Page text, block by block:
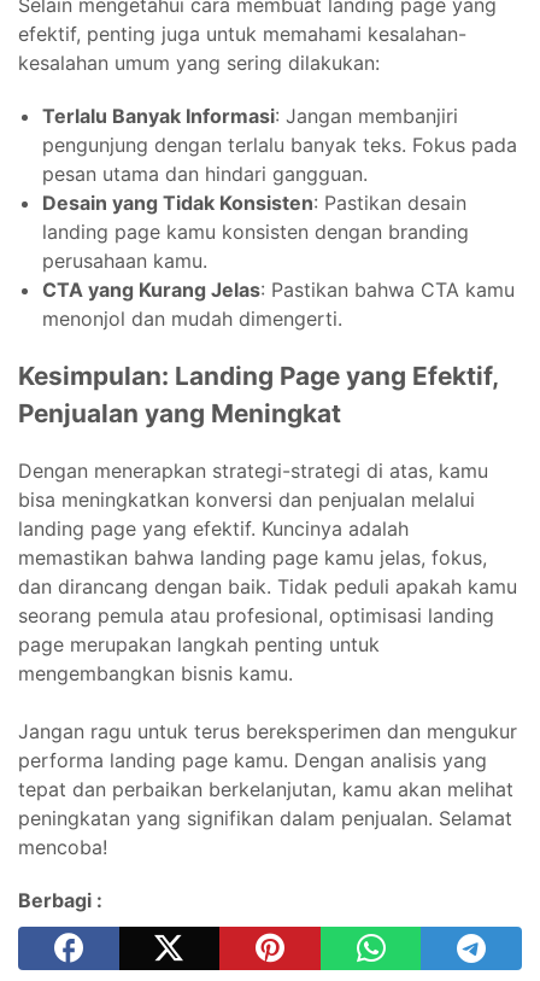
Selain mengetahui cara membuat landing page yang
efektif, penting juga untuk memahami kesalahan-
kesalahan umum yang sering dilakukan:
Terlalu Banyak Informasi: Jangan membanjiri
pengunjung dengan terlalu banyak teks. Fokus pada
pesan utama dan hindari gangguan.
Desain yang Tidak Konsisten: Pastikan desain
landing page kamu konsisten dengan branding
perusahaan kamu.
CTA yang Kurang Jelas: Pastikan bahwa CTA kamu
menonjol dan mudah dimengerti.
Kesimpulan: Landing Page yang Efektif,
Penjualan yang Meningkat
Dengan menerapkan strategi-strategi di atas, kamu
bisa meningkatkan konversi dan penjualan melalui
landing page yang efektif. Kuncinya adalah
memastikan bahwa landing page kamu jelas, fokus,
dan dirancang dengan baik. Tidak peduli apakah kamu
seorang pemula atau profesional, optimisasi landing
page merupakan langkah penting untuk
mengembangkan bisnis kamu.
Jangan ragu untuk terus bereksperimen dan mengukur
performa landing page kamu. Dengan analisis yang
tepat dan perbaikan berkelanjutan, kamu akan melihat
peningkatan yang signifikan dalam penjualan. Selamat
mencoba!
Berbagi :